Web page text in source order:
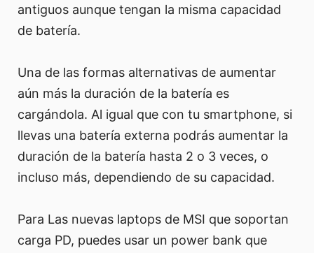
antiguos aunque tengan la misma capacidad
de batería.
Una de las formas alternativas de aumentar
aún más la duración de la batería es
cargándola. Al igual que con tu smartphone, si
llevas una batería externa podrás aumentar la
duración de la batería hasta 2 o 3 veces, o
incluso más, dependiendo de su capacidad.
Para Las nuevas laptops de MSI que soportan
carga PD, puedes usar un power bank que